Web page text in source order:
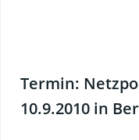
Termin:
10.9.2010 in